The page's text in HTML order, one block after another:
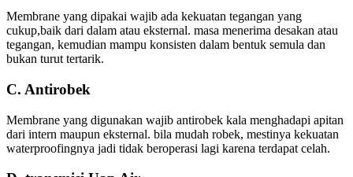
Membrane yang dipakai wajib ada kekuatan tegangan yang
cukup,baik dari dalam atau eksternal. masa menerima desakan atau
tegangan, kemudian mampu konsisten dalam bentuk semula dan
bukan turut tertarik.
C. Antirobek
Membrane yang digunakan wajib antirobek kala menghadapi apitan
dari intern maupun eksternal. bila mudah robek, mestinya kekuatan
waterproofingnya jadi tidak beroperasi lagi karena terdapat celah.